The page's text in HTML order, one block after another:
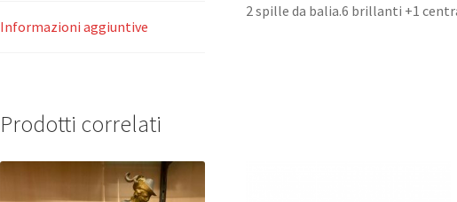
Informazioni aggiuntive
2 spille da balia.6 brillanti +1
Prodotti correlati